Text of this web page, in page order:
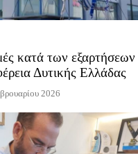
κατά των εξαρτήσεων
Δυτικής Ελλάδας
2026